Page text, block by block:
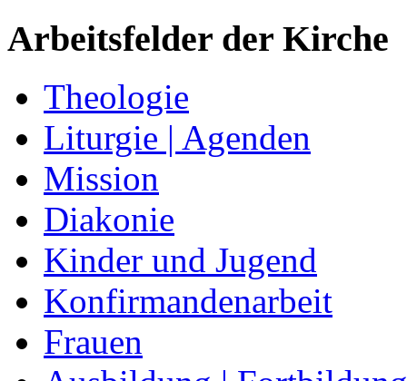
Arbeitsfelder der Kirche
Theologie
Liturgie | Agenden
Mission
Diakonie
Kinder und Jugend
Konfirmandenarbeit
Frauen